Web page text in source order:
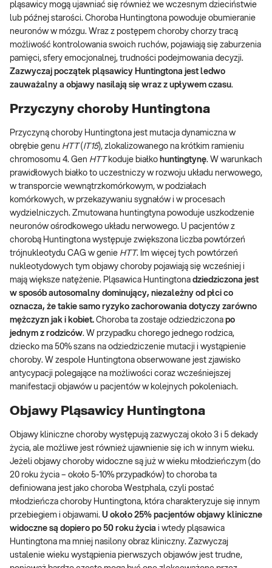
pląsawicy mogą ujawniać się również we wczesnym dzieciństwie
lub późnej starości. Choroba Huntingtona powoduje obumieranie
neuronów w mózgu. Wraz z postępem choroby chorzy tracą
możliwość kontrolowania swoich ruchów, pojawiają się zaburzenia
pamięci, sfery emocjonalnej, trudności podejmowania decyzji.
Zazwyczaj początek pląsawicy Huntingtona jest ledwo
zauważalny a objawy nasilają się wraz z upływem czasu.
Przyczyny choroby Huntingtona
Przyczyną choroby Huntingtona jest mutacja dynamiczna w
obrębie genu HTT ( IT15), zlokalizowanego na krótkim ramieniu
chromosomu 4. Gen HTT koduje białko huntingtynę. W warunkach
prawidłowych białko to uczestniczy w rozwoju układu nerwowego,
w transporcie wewnątrzkomórkowym, w podziałach
komórkowych, w przekazywaniu sygnałów i w procesach
wydzielniczych. Zmutowana huntingtyna powoduje uszkodzenie
neuronów ośrodkowego układu nerwowego. U pacjentów z
chorobą Huntingtona występuje zwiększona liczba powtórzeń
trójnukleotydu CAG w genie HTT. Im więcej tych powtórzeń
nukleotydowych tym objawy choroby pojawiają się wcześniej i
mają większe natężenie. Pląsawica Huntingtona dziedziczona jest
w sposób autosomalny dominujący, niezależny od płci co
oznacza, że takie samo ryzyko zachorowania dotyczy zarówno
mężczyzn jak i kobiet. Choroba ta zostaje odziedziczona po
jednym z rodziców. W przypadku chorego jednego rodzica,
dziecko ma 50% szans na odziedziczenie mutacji i wystąpienie
choroby. W zespole Huntingtona obserwowane jest zjawisko
antycypacji polegające na możliwości coraz wcześniejszej
manifestacji objawów u pacjentów w kolejnych pokoleniach.
Objawy Pląsawicy Huntingtona
Objawy kliniczne choroby występują zazwyczaj około 3 i 5 dekady
życia, ale możliwe jest również ujawnienie się ich w innym wieku.
Jeżeli objawy choroby widoczne są już w wieku młodzieńczym (do
20 roku życia – około 5-10% przypadków) to choroba ta
definiowana jest jako choroba Westphala, czyli postać
młodzieńcza choroby Huntingtona, która charakteryzuje się innym
przebiegiem i objawami. U około 25% pacjentów objawy kliniczne
widoczne są dopiero po 50 roku życia i wtedy pląsawica
Huntingtona ma mniej nasilony obraz kliniczny. Zazwyczaj
ustalenie wieku wystąpienia pierwszych objawów jest trudne,